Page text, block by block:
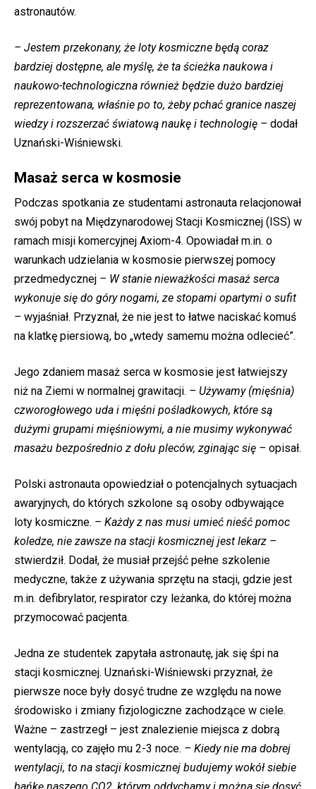
astronautów.
– Jestem przekonany, że loty kosmiczne będą coraz
bardziej dostępne, ale myślę, że ta ścieżka naukowa i
naukowo-technologiczna również będzie dużo bardziej
reprezentowana, właśnie po to, żeby pchać granice naszej
wiedzy i rozszerzać światową naukę i technologię – dodał
Uznański-Wiśniewski.
Masaż serca w kosmosie
Podczas spotkania ze studentami astronauta relacjonował
swój pobyt na Międzynarodowej Stacji Kosmicznej (ISS) w
ramach misji komercyjnej Axiom-4. Opowiadał m.in. o
warunkach udzielania w kosmosie pierwszej pomocy
przedmedycznej – W stanie nieważkości masaż serca
wykonuje się do góry nogami, ze stopami opartymi o sufit
– wyjaśniał. Przyznał, że nie jest to łatwe naciskać komuś
na klatkę piersiową, bo „wtedy samemu można odlecieć”.
Jego zdaniem masaż serca w kosmosie jest łatwiejszy
niż na Ziemi w normalnej grawitacji. – Używamy (mięśnia)
czworogłowego uda i mięśni pośladkowych, które są
dużymi grupami mięśniowymi, a nie musimy wykonywać
masażu bezpośrednio z dołu pleców, zginając się – opisał.
Polski astronauta opowiedział o potencjalnych sytuacjach
awaryjnych, do których szkolone są osoby odbywające
loty kosmiczne. – Każdy z nas musi umieć nieść pomoc
koledze, nie zawsze na stacji kosmicznej jest lekarz –
stwierdził. Dodał, że musiał przejść pełne szkolenie
medyczne, także z używania sprzętu na stacji, gdzie jest
m.in. defibrylator, respirator czy leżanka, do której można
przymocować pacjenta.
Jedna ze studentek zapytała astronautę, jak się śpi na
stacji kosmicznej. Uznański-Wiśniewski przyznał, że
pierwsze noce były dosyć trudne ze względu na nowe
środowisko i zmiany fizjologiczne zachodzące w ciele.
Ważne – zastrzegł – jest znalezienie miejsca z dobrą
wentylacją, co zajęło mu 2-3 noce. – Kiedy nie ma dobrej
wentylacji, to na stacji kosmicznej budujemy wokół siebie